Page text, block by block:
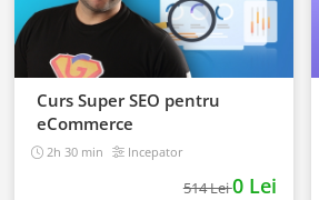
Curs Super SEO pentru
eCommerce
2h 30 min Incepator
514 Lei0 Lei